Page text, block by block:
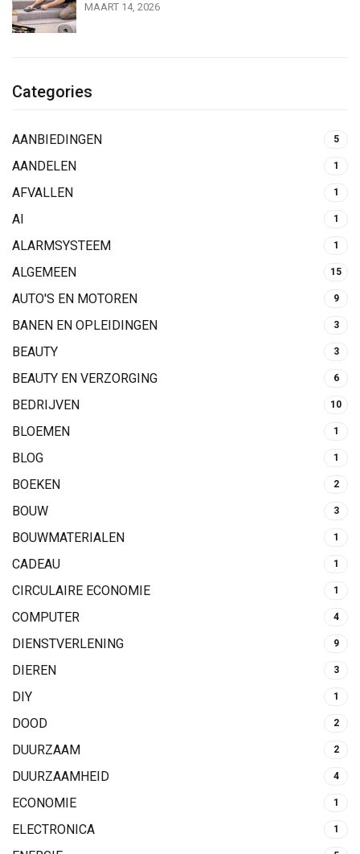
MAART 14, 2026
Categories
AANBIEDINGEN 5
AANDELEN 1
AFVALLEN 1
AI 1
ALARMSYSTEEM 1
ALGEMEEN 15
AUTO'S EN MOTOREN 9
BANEN EN OPLEIDINGEN 3
BEAUTY 3
BEAUTY EN VERZORGING 6
BEDRIJVEN 10
BLOEMEN 1
BLOG 1
BOEKEN 2
BOUW 3
BOUWMATERIALEN 1
CADEAU 1
CIRCULAIRE ECONOMIE 1
COMPUTER 4
DIENSTVERLENING 9
DIEREN 3
DIY 1
DOOD 2
DUURZAAM 2
DUURZAAMHEID 4
ECONOMIE 1
ELECTRONICA 1